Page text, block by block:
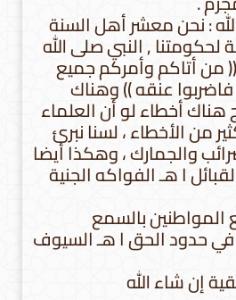
: نحن معشر أهل السنة
, النبي صلى الله
أتاكم وأمركم جميع
عنقه )) وهناك
أخطاء لو أن العلماء
من الأخطاء ، لسنا نبرئ
والجمارك ، وهكذا أيضا
ا هـ الفواكه الجنية
بالسمع
حدود الحق ا هـ السيوف
إن شاء الله